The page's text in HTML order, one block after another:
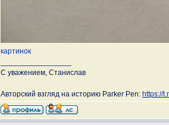
картинок
С уважением, Станислав
Авторский взгляд на историю Parker Pen: https://